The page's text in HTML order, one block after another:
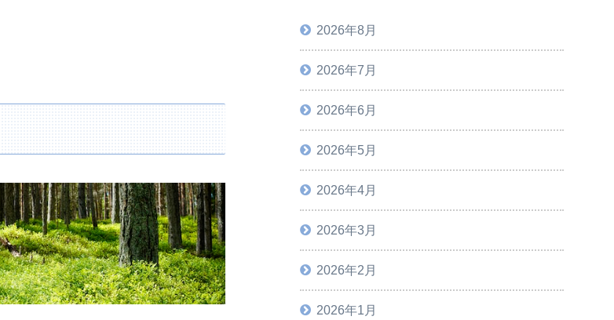
2026年8月
2026年7月
2026年6月
2026年5月
2026年4月
2026年3月
2026年2月
2026年1月